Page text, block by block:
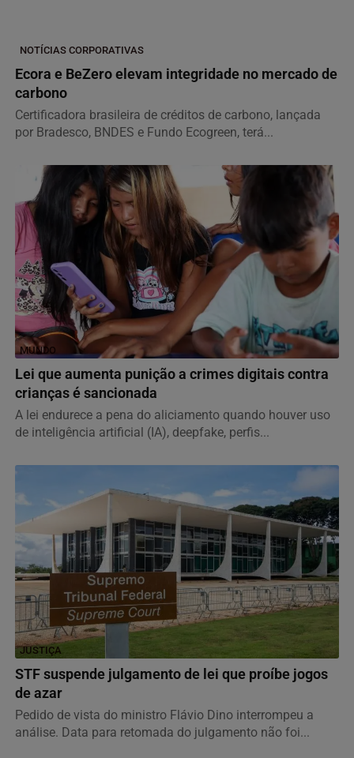
NOTÍCIAS CORPORATIVAS
Ecora e BeZero elevam integridade no mercado de
carbono
Certificadora brasileira de créditos de carbono, lançada
por Bradesco, BNDES e Fundo Ecogreen, terá...
MUNDO
Lei que aumenta punição a crimes digitais contra
crianças é sancionada
A lei endurece a pena do aliciamento quando houver uso
de inteligência artificial (IA), deepfake, perfis...
JUSTIÇA
STF suspende julgamento de lei que proíbe jogos
de azar
Pedido de vista do ministro Flávio Dino interrompeu a
análise. Data para retomada do julgamento não foi...